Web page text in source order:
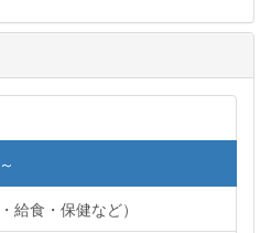
給食・保健など）